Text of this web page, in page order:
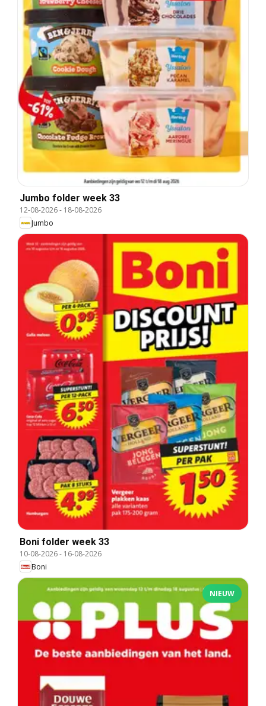
Jumbo folder week 33
12-08-2026- 18-08-2026
Jumbo
Boni folder week 33
10-08-2026- 16-08-2026
Boni
NIEUW